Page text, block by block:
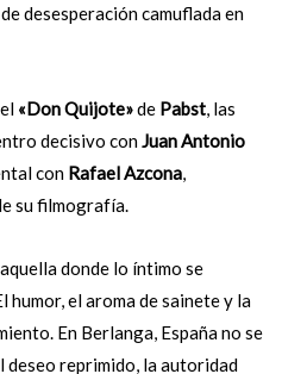
desesperación camuflada en
«Don Quijote»de Pabst, las
decisivo conJuan Antonio
con Rafael Azcona,
su filmografía.
donde lo íntimo se
el aroma de sainete y la
En Berlanga, España no se
deseo reprimido, la autoridad